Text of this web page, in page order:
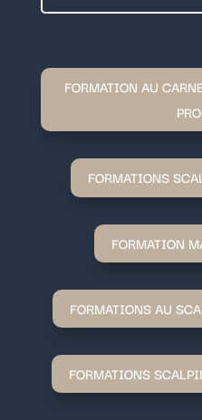
FORMATION AU
FORMATIONS
FORMATION
FORMATIONS AU
FORMATIONS